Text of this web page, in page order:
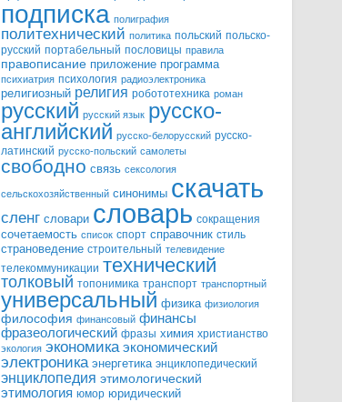
подписка полиграфия
политехнический политика польский польско-
русский портабельный пословицы правила
правописание приложение программа
психиатрия психология радиоэлектроника
религиозный религия робототехника роман
русский русский язык русско-
английский русско-белорусский русско-
латинский русско-польский самолеты
свободно связь сексология
сельскохозяйственный синонимы скачать
сленг словари словарь сокращения
сочетаемость список спорт справочник стиль
страноведение строительный телевидение
телекоммуникации технический
толковый топонимика транспорт транспортный
универсальный физика физиология
философия финансовый финансы
фразеологический фразы химия христианство
экология экономика экономический
электроника энергетика энциклопедический
энциклопедия этимологический
этимология юмор юридический